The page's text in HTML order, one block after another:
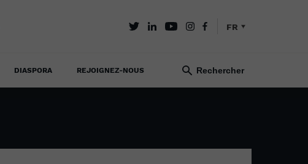
FR
DIASPORA REJOIGNEZ-NOUS